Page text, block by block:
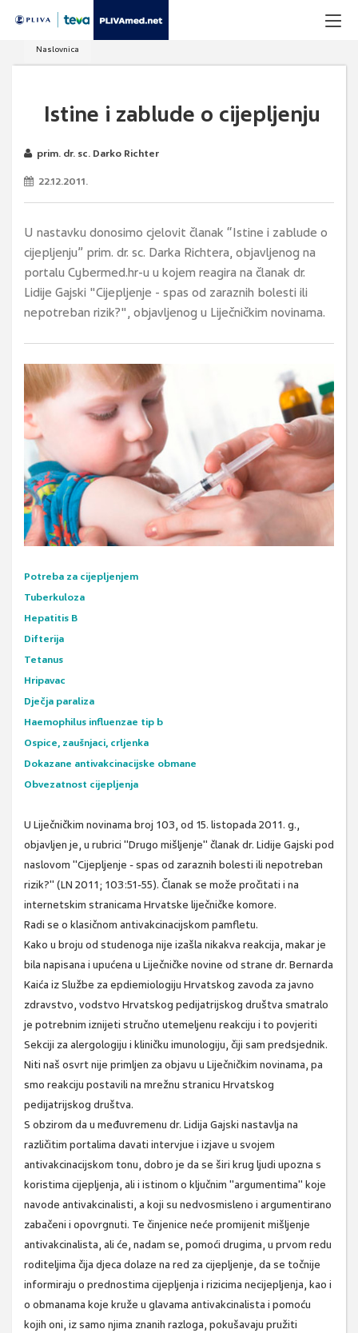
Naslovnica
Istine i zablude o cijepljenju
prim. dr. sc. Darko Richter
22.12.2011.
U nastavku donosimo cjelovit članak “Istine i zablude o
cijepljenju” prim. dr. sc. Darka Richtera, objavljenog na
portalu Cybermed.hr-u u kojem reagira na članak dr.
Lidije Gajski "Cijepljenje - spas od zaraznih bolesti ili
nepotreban rizik?", objavljenog u Liječničkim novinama.
Potreba za cijepljenjem
Tuberkuloza
Hepatitis B
Difterija
Tetanus
Hripavac
Dječja paraliza
Haemophilus influenzae tip b
Ospice, zaušnjaci, crljenka
Dokazane antivakcinacijske obmane
Obvezatnost cijepljenja
U Liječničkim novinama broj 103, od 15. listopada 2011. g.,
objavljen je, u rubrici "Drugo mišljenje" članak dr. Lidije Gajski pod
naslovom "Cijepljenje - spas od zaraznih bolesti ili nepotreban
rizik?" (LN 2011; 103:51-55). Članak se može pročitati i na
internetskim stranicama Hrvatske liječničke komore.
Radi se o klasičnom antivakcinacijskom pamfletu.
Kako u broju od studenoga nije izašla nikakva reakcija, makar je
bila napisana i upućena u Liječničke novine od strane dr. Bernarda
Kaića iz Službe za epdiemiologiju Hrvatskog zavoda za javno
zdravstvo, vodstvo Hrvatskog pedijatrijskog društva smatralo
je potrebnim iznijeti stručno utemeljenu reakciju i to povjeriti
Sekciji za alergologiju i kliničku imunologiju, čiji sam predsjednik.
Niti naš osvrt nije primljen za objavu u Liječničkim novinama, pa
smo reakciju postavili na mrežnu stranicu Hrvatskog
pedijatrijskog društva.
S obzirom da u međuvremenu dr. Lidija Gajski nastavlja na
različitim portalima davati intervjue i izjave u svojem
antivakcinacijskom tonu, dobro je da se širi krug ljudi upozna s
koristima cijepljenja, ali i istinom o ključnim "argumentima" koje
navode antivakcinalisti, a koji su nedvosmisleno i argumentirano
zabačeni i opovrgnuti. Te činjenice neće promijenit mišljenje
antivakcinalista, ali će, nadam se, pomoći drugima, u prvom redu
roditeljima čija djeca dolaze na red za cijepljenje, da se točnije
informiraju o prednostima cijepljenja i rizicima necijepljenja, kao i
o obmanama koje kruže u glavama antivakcinalista i pomoću
kojih oni, iz samo njima znanih razloga, pokušavaju pružiti